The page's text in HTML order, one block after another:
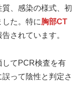
、感染の様式、初
た。特に胸部CT
されています。
してPCR検査を有
って陰性と判定さ